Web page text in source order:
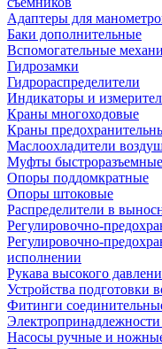
Адаптеры для
Баки дополнительные
Вспомогательные
Гидрозамки
Гидрораспределители
Индикаторы и
Краны многоходовые
Краны
Маслоохладители
Муфты быстроразъемные
Опоры поддомкратные
Опоры штоковые
Распределители в
Регулировочно-
Регулировочно-
исполнении
Рукава высокого
Устройства подготовки
Фитинги
Насосы ручные и